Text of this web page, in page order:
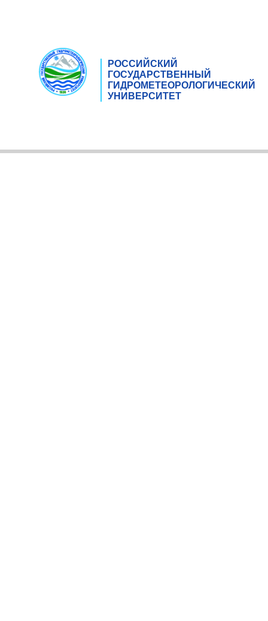
РОССИЙСКИЙ
ГОСУДАРСТВЕННЫЙ
ГИДРОМЕТЕОРОЛОГИЧЕСКИЙ
УНИВЕРСИТЕТ